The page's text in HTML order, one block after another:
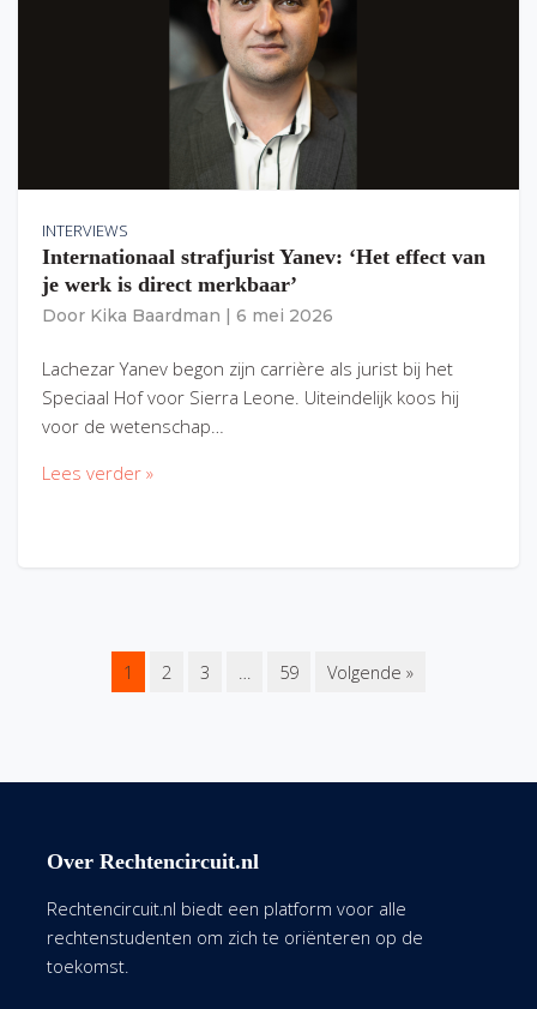
INTERVIEWS
Internationaal strafjurist Yanev: ‘Het effect van
je werk is direct merkbaar’
Door Kika Baardman 6 mei 2026
Lachezar Yanev begon zijn carrière als jurist bij het
Speciaal Hof voor Sierra Leone. Uiteindelijk koos hij
voor de wetenschap…
Lees verder »
1 2 3 … 59 Volgende »
Over Rechtencircuit.nl
Rechtencircuit.nl biedt een platform voor alle
rechtenstudenten om zich te oriënteren op de
toekomst.